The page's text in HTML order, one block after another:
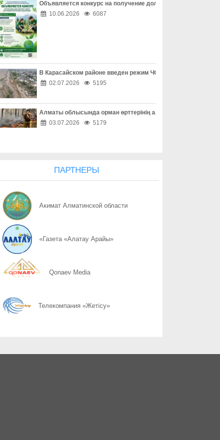
07.08 Защита детей требует совместных действий
07.08 Свыше 1900 ИИ-фильмов из более чем 90 стран поступило на
07.08 У граждан высокие ожидания от выборов в Курултай – опрос
07.08 ОТБАСЫ – ОТАН ҚОРҒАУШЫНЫҢ БЕРІК ТІРЕГІ
07.08 Еліміздің ертеңі – әрбір азаматтың таңдауында
07.08 Более 100 объектов планируется построить в Алматинской
07.08 КАК ЛЕГКО НАЙТИ СВОЙ УЧАСТОК ДЛЯ ГОЛОСОВАНИЯ?
07.08
07.08
07.08 Курултай-2026: партии вернулись в регионы после дебатов
Объявляется конкурс на получение долгосрочного гранта
10.06.2026
6087
В Карасайском районе введен режим ЧС местного масштаба
02.07.2026
5195
Алматы облысында орман өрттерінің алдын алу жұмыстары
03.07.2026
5179
ПАРТНЕРЫ
Акимат Алматинской области
«Газета «Алатау Арайы»
Qonaev Media
Телекомпания «Жетісу»